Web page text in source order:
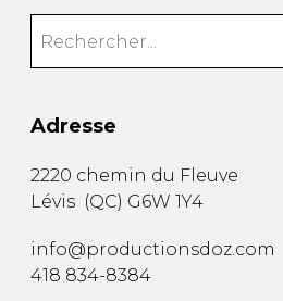
Adresse
2220 chemin du Fleuve
Lévis (QC) G6W 1Y4
info@productionsdoz.com
418 834-8384